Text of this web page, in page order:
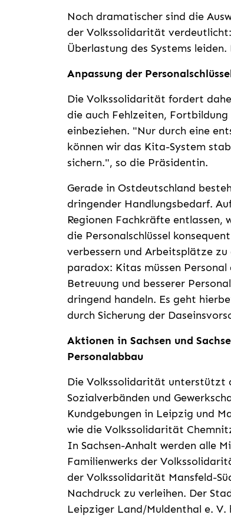
Noch dramatischer sind die
der Volkssolidarität
Überlastung des Systems
Anpassung der
Die Volkssolidarität fordert
die auch Fehlzeiten,
einbeziehen. "Nur durch eine
können wir das Kita-System
sichern.", so die Präsidentin.
Gerade in Ostdeutschland
dringender Handlungsbedarf.
Regionen Fachkräfte entlassen,
die Personalschlüssel
verbessern und Arbeitsplätze
paradox: Kitas müssen
Betreuung und besserer
dringend handeln. Es geht
durch Sicherung der
Aktionen in Sachsen und
Personalabbau
Die Volkssolidarität unterstützt
Sozialverbänden und
Kundgebungen in Leipzig und
wie die Volkssolidarität
In Sachsen-Anhalt werden alle
Familienwerks der
der Volkssolidarität Mansfeld-
Nachdruck zu verleihen. Der
Leipziger Land/Muldenthal e. V.